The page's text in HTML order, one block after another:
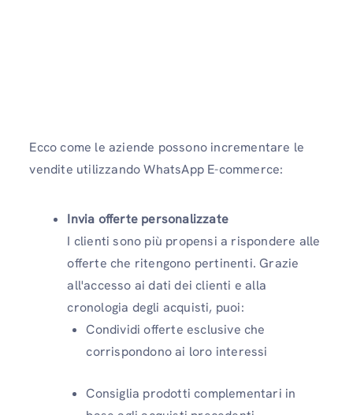
Ecco come le aziende possono incrementare le
vendite utilizzando WhatsApp E-commerce:
Invia offerte personalizzate
I clienti sono più propensi a rispondere alle
offerte che ritengono pertinenti. Grazie
all'accesso ai dati dei clienti e alla
cronologia degli acquisti, puoi:
Condividi offerte esclusive che
corrispondono ai loro interessi
Consiglia prodotti complementari in